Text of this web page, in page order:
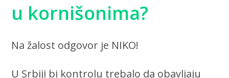
u kornišonima?
Na žalost odgovor je NIKO!
U Srbiji bi kontrolu trebalo da obavljaju